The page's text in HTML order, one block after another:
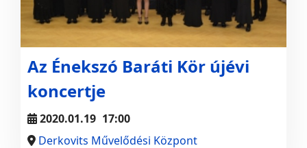
Az Énekszó Baráti Kör újévi
koncertje
2020.01.19 17:00
Derkovits Művelődési Központ